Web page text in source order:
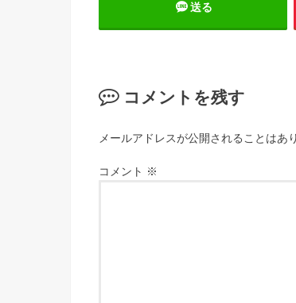
送る
コメントを残す
メールアドレスが公開されることはあ
コメント ※